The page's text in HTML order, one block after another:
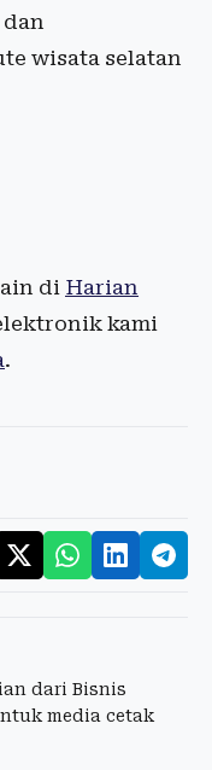
wisata selatan
di Harian
kami
.
dari Bisnis
media cetak